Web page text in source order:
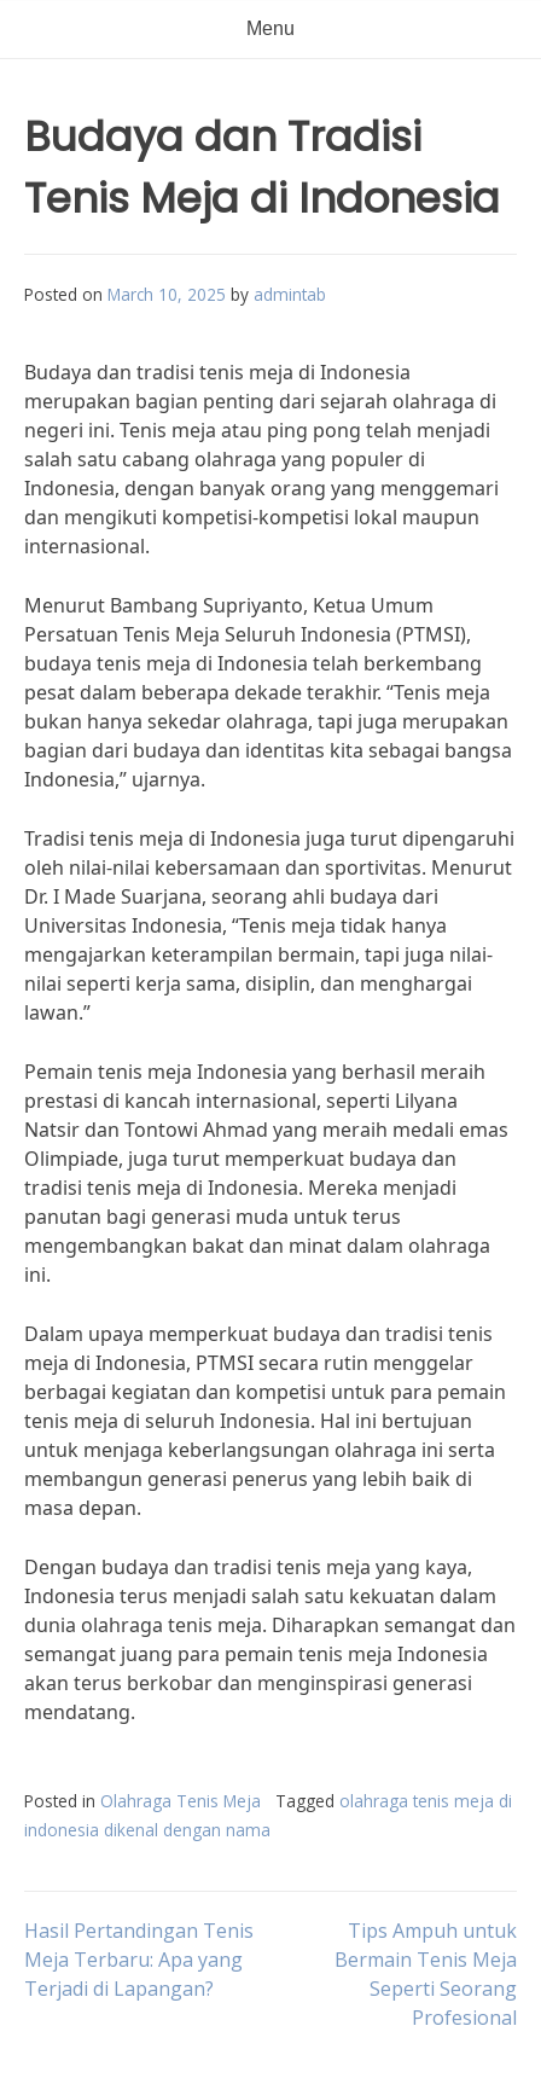
Menu
Budaya dan Tradisi
Tenis Meja di Indonesia
Posted on March 10, 2025 by admintab
Budaya dan tradisi tenis meja di Indonesia
merupakan bagian penting dari sejarah olahraga di
negeri ini. Tenis meja atau ping pong telah menjadi
salah satu cabang olahraga yang populer di
Indonesia, dengan banyak orang yang menggemari
dan mengikuti kompetisi-kompetisi lokal maupun
internasional.
Menurut Bambang Supriyanto, Ketua Umum
Persatuan Tenis Meja Seluruh Indonesia (PTMSI),
budaya tenis meja di Indonesia telah berkembang
pesat dalam beberapa dekade terakhir. “Tenis meja
bukan hanya sekedar olahraga, tapi juga merupakan
bagian dari budaya dan identitas kita sebagai bangsa
Indonesia,” ujarnya.
Tradisi tenis meja di Indonesia juga turut dipengaruhi
oleh nilai-nilai kebersamaan dan sportivitas. Menurut
Dr. I Made Suarjana, seorang ahli budaya dari
Universitas Indonesia, “Tenis meja tidak hanya
mengajarkan keterampilan bermain, tapi juga nilai-
nilai seperti kerja sama, disiplin, dan menghargai
lawan.”
Pemain tenis meja Indonesia yang berhasil meraih
prestasi di kancah internasional, seperti Lilyana
Natsir dan Tontowi Ahmad yang meraih medali emas
Olimpiade, juga turut memperkuat budaya dan
tradisi tenis meja di Indonesia. Mereka menjadi
panutan bagi generasi muda untuk terus
mengembangkan bakat dan minat dalam olahraga
ini.
Dalam upaya memperkuat budaya dan tradisi tenis
meja di Indonesia, PTMSI secara rutin menggelar
berbagai kegiatan dan kompetisi untuk para pemain
tenis meja di seluruh Indonesia. Hal ini bertujuan
untuk menjaga keberlangsungan olahraga ini serta
membangun generasi penerus yang lebih baik di
masa depan.
Dengan budaya dan tradisi tenis meja yang kaya,
Indonesia terus menjadi salah satu kekuatan dalam
dunia olahraga tenis meja. Diharapkan semangat dan
semangat juang para pemain tenis meja Indonesia
akan terus berkobar dan menginspirasi generasi
mendatang.
Posted in Olahraga Tenis Meja Tagged olahraga tenis meja di
indonesia dikenal dengan nama
Post
navigation
Hasil Pertandingan Tenis
Meja Terbaru: Apa yang
Terjadi di Lapangan?
Tips Ampuh untuk
Bermain Tenis Meja
Seperti Seorang
Profesional